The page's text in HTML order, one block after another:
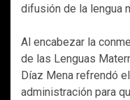
difusión de la lengua
Al encabezar la
de las Lenguas
Díaz Mena refrendó
administración para